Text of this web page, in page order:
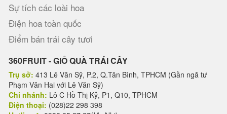
Sự tích các loài hoa
Điện hoa toàn quốc
Điểm bán trái cây tươi
360FRUIT - GIỎ QUÀ TRÁI CÂY
Trụ sở: 413 Lê Văn Sỹ, P.2, Q.Tân Bình, TPHCM (Gần ngã tư
Phạm Văn Hai với Lê Văn Sỹ)
Chi nhánh: Lô C Hồ Thị Kỷ, P1, Q10, TPHCM
Điện thoại: (028)22 298 398